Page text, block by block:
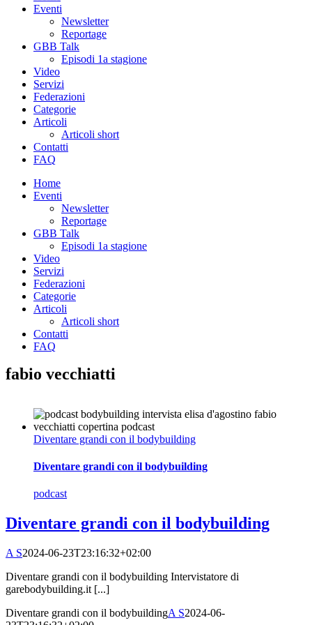
Eventi
Newsletter
Reportage
GBB Talk
Episodi 1a stagione
Video
Servizi
Federazioni
Categorie
Articoli
Articoli short
Contatti
FAQ
Home
Eventi
Newsletter
Reportage
GBB Talk
Episodi 1a stagione
Video
Servizi
Federazioni
Categorie
Articoli
Articoli short
Contatti
FAQ
fabio vecchiatti
Diventare grandi con il bodybuilding
Diventare grandi con il bodybuilding
podcast
Diventare grandi con il bodybuilding
A S2024-06-23T23:16:32+02:00
Diventare grandi con il bodybuilding Intervistatore di
garebodybuilding.it [...]
Diventare grandi con il bodybuildingA S2024-06-